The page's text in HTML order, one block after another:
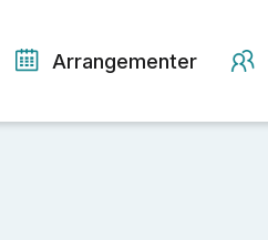
Arrangementer